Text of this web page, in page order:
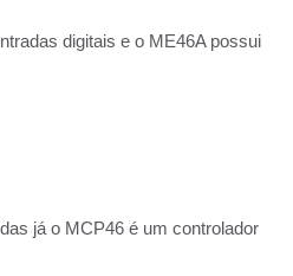
digitais e o ME46A possui
já o MCP46 é um controlador